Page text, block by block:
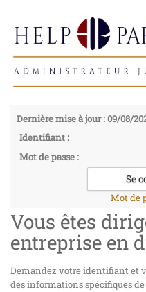
Dernière mise à jour : 09/08/
Identifiant :
Mot de passe :
Mot de
Vous êtes
entreprise en
Demandez votre identifiant et
des informations spécifiques